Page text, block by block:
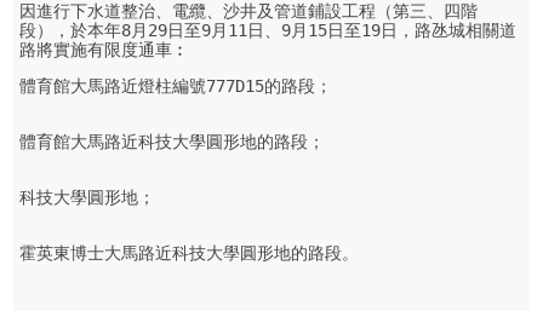
因進行下水道整治、電纜、沙井及管道鋪設工程（第三、四階
段），於本年8月29日至9月11日、9月15日至19日，路氹城相關道
路將實施有限度通車︰
體育館大馬路近燈柱編號777D15的路段；
體育館大馬路近科技大學圓形地的路段；
科技大學圓形地；
霍英東博士大馬路近科技大學圓形地的路段。